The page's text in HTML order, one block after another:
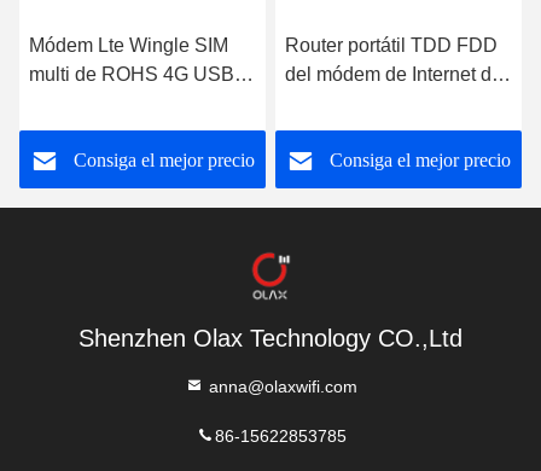
Módem Lte Wingle SIM
multi de ROHS 4G USB
Consiga el mejor precio
Router portátil TDD FDD
del módem de Internet del
para el Smart Devices
Consiga el mejor precio
Shenzhen Olax Technology CO.,Ltd
anna@olaxwifi.com
86-15622853785